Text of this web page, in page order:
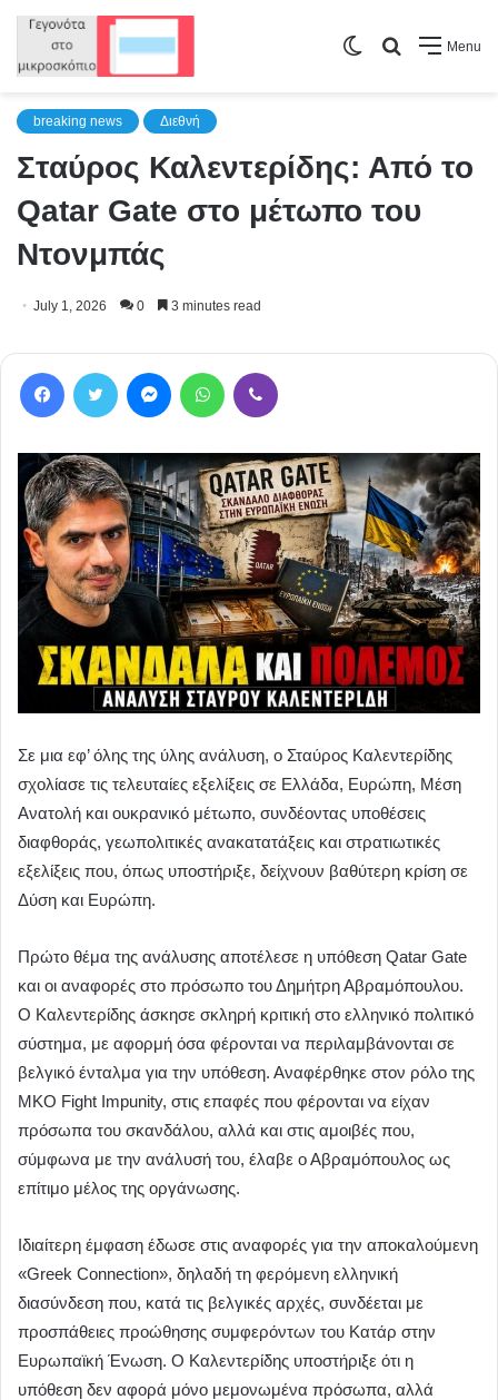
Menu
Search
Switch
breaking news Διεθνή
Σταύρος Καλεντερίδης: Από το
Qatar Gate στο μέτωπο του
Ντονμπάς
July 1, 2026 0 3 minutes read
Σε μια εφ’ όλης της ύλης ανάλυση, ο Σταύρος Καλεντερίδης
σχολίασε τις τελευταίες εξελίξεις σε Ελλάδα, Ευρώπη, Μέση
Ανατολή και ουκρανικό μέτωπο, συνδέοντας υποθέσεις
διαφθοράς, γεωπολιτικές ανακατατάξεις και στρατιωτικές
εξελίξεις που, όπως υποστήριξε, δείχνουν βαθύτερη κρίση σε
Δύση και Ευρώπη.
Πρώτο θέμα της ανάλυσης αποτέλεσε η υπόθεση Qatar Gate
και οι αναφορές στο πρόσωπο του Δημήτρη Αβραμόπουλου.
Ο Καλεντερίδης άσκησε σκληρή κριτική στο ελληνικό πολιτικό
σύστημα, με αφορμή όσα φέρονται να περιλαμβάνονται σε
βελγικό ένταλμα για την υπόθεση. Αναφέρθηκε στον ρόλο της
ΜΚΟ Fight Impunity, στις επαφές που φέρονται να είχαν
πρόσωπα του σκανδάλου, αλλά και στις αμοιβές που,
σύμφωνα με την ανάλυσή του, έλαβε ο Αβραμόπουλος ως
επίτιμο μέλος της οργάνωσης.
Ιδιαίτερη έμφαση έδωσε στις αναφορές για την αποκαλούμενη
«Greek Connection», δηλαδή τη φερόμενη ελληνική
διασύνδεση που, κατά τις βελγικές αρχές, συνδέεται με
προσπάθειες προώθησης συμφερόντων του Κατάρ στην
Ευρωπαϊκή Ένωση. Ο Καλεντερίδης υποστήριξε ότι η
υπόθεση δεν αφορά μόνο μεμονωμένα πρόσωπα, αλλά